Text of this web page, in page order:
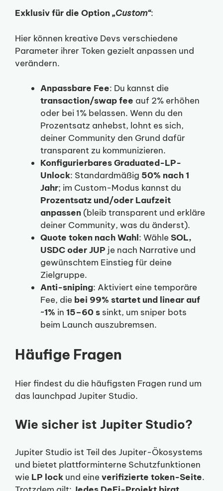
Exklusiv für die Option„Custom“:
Hier können kreative Devs verschiedene
Parameter ihrer Token gezielt anpassen und
verändern.
Anpassbare Fee: Du kannst die
transaction/swap fee auf 2% erhöhen
oder bei 1% belassen. Wenn du den
Prozentsatz anhebst, lohnt es sich,
deiner Community den Grund dafür
transparent zu kommunizieren.
Konfigurierbares Graduated-LP-
Unlock: Standardmäßig 50% nach 1
Jahr; im Custom-Modus kannst du
Prozentsatz und/oder Laufzeit
anpassen (bleib transparent und erkläre
deiner Community, was du änderst).
Quote token nach Wahl: WähleSOL,
USDC oder JUP je nach Narrative und
gewünschtem Einstieg für deine
Zielgruppe.
Anti-sniping: Aktiviert eine temporäre
Fee, die bei 99% startet und linear auf
~1% in 15–60 s sinkt, um sniper bots
beim Launch auszubremsen.
Häufige Fragen
Hier findest du die häufigsten Fragen rund um
das launchpad Jupiter Studio.
Wie sicher ist Jupiter Studio?
Jupiter Studio ist Teil des Jupiter-Ökosystems
und bietet plattforminterne Schutzfunktionen
wie LP lock und eineverifizierte token-Seite.